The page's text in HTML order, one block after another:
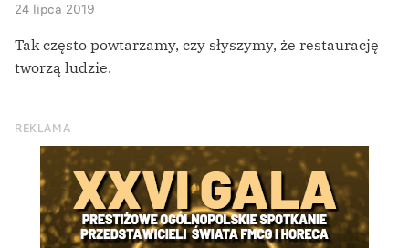
24 lipca 2019
Tak często powtarzamy, czy słyszymy, że restaurację
tworzą ludzie.
REKLAMA